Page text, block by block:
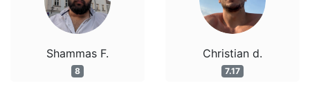
Shammas F.
8
Christian d.
7.17